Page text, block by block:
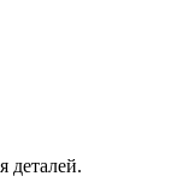
деталей.